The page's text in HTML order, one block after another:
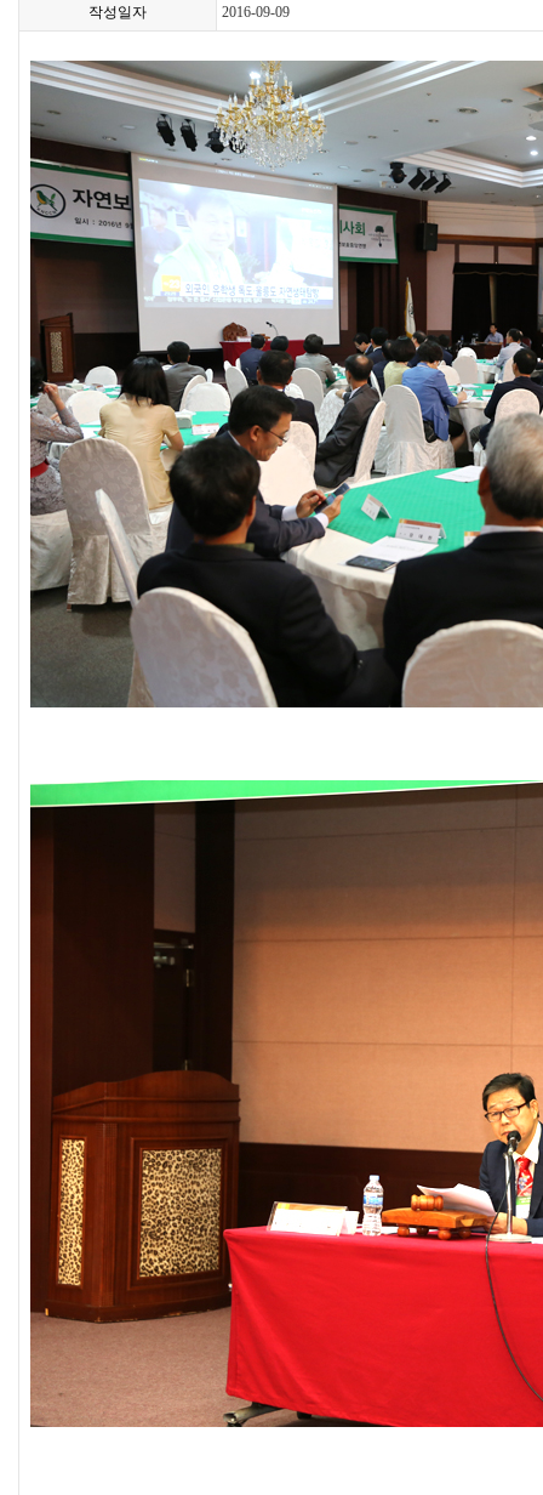
작성일자 2016-09-09